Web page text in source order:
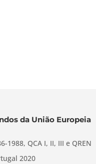
da União Europeia
1988, QCA I, II, III e QREN
2020